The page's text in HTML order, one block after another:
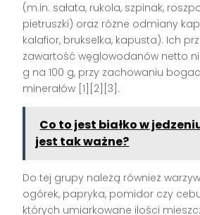
(m.in. sałata, rukola, szpinak,
pietruszki) oraz różne odmiany
kalafior, brukselka, kapusta). Ich
zawartość węglowodanów netto
g na 100 g, przy zachowaniu
minerałów [1][2][3].
Co to jest białko w
jest tak ważne?
Do tej grupy należą również
ogórek, papryka, pomidor czy
których umiarkowane ilości